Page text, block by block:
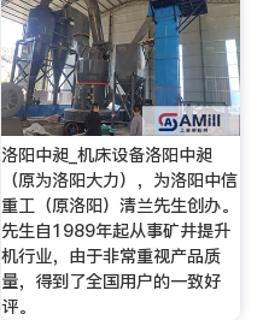
洛阳中昶_机床设备洛阳中昶
（原为洛阳大力），为洛阳中信
重工（原洛阳）清兰先生创办。
先生自1989年起从事矿井提升
机行业，由于非常重视产品质
量，得到了全国用户的一致好
评。